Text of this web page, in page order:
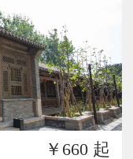
￥660 起